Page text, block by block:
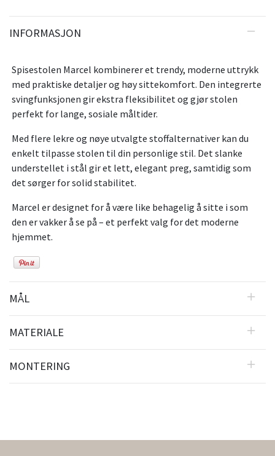
INFORMASJON
Spisestolen Marcel kombinerer et trendy, moderne uttrykk
med praktiske detaljer og høy sittekomfort. Den integrerte
svingfunksjonen gir ekstra fleksibilitet og gjør stolen
perfekt for lange, sosiale måltider.
Med flere lekre og nøye utvalgte stoffalternativer kan du
enkelt tilpasse stolen til din personlige stil. Det slanke
understellet i stål gir et lett, elegant preg, samtidig som
det sørger for solid stabilitet.
Marcel er designet for å være like behagelig å sitte i som
den er vakker å se på – et perfekt valg for det moderne
hjemmet.
MÅL
MATERIALE
MONTERING